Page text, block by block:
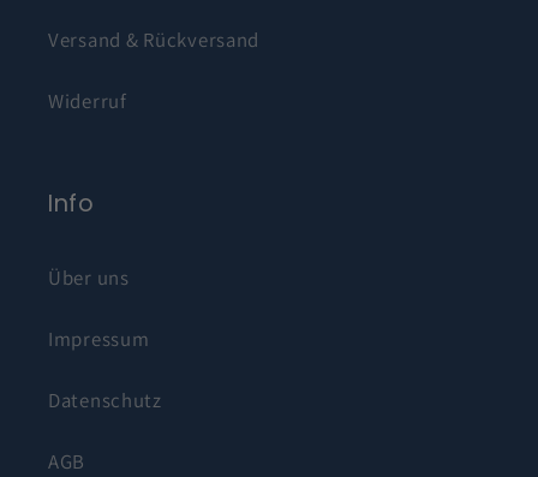
Versand & Rückversand
Widerruf
Info
Über uns
Impressum
Datenschutz
AGB